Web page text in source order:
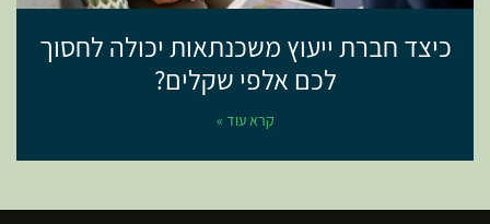
כיצד חברת ייעוץ משכנתאות יכולה לחסוך
לכם אלפי שקלים?
קרא עוד »